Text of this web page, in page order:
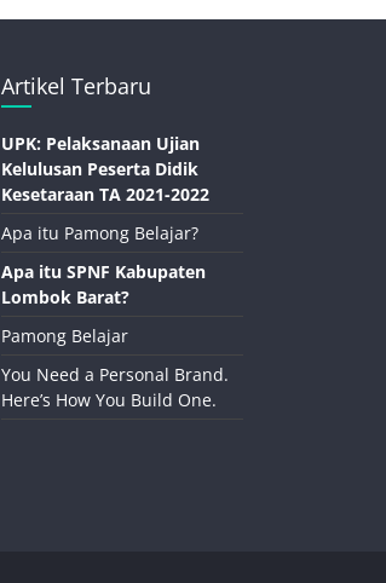
Artikel Terbaru
UPK: Pelaksanaan Ujian
Kelulusan Peserta Didik
Kesetaraan TA 2021-2022
Apa itu Pamong Belajar?
Apa itu SPNF Kabupaten
Lombok Barat?
Pamong Belajar
You Need a Personal Brand.
Here’s How You Build One.